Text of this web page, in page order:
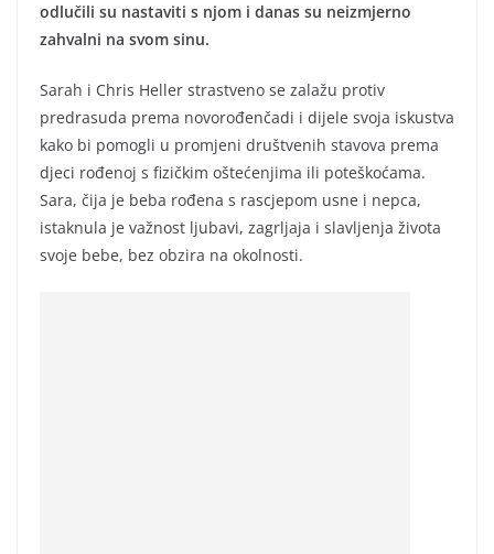
odlučili su nastaviti s njom i danas su neizmjerno
zahvalni na svom sinu.
Sarah i Chris Heller strastveno se zalažu protiv
predrasuda prema novorođenčadi i dijele svoja iskustva
kako bi pomogli u promjeni društvenih stavova prema
djeci rođenoj s fizičkim oštećenjima ili poteškoćama.
Sara, čija je beba rođena s rascjepom usne i nepca,
istaknula je važnost ljubavi, zagrljaja i slavljenja života
svoje bebe, bez obzira na okolnosti.